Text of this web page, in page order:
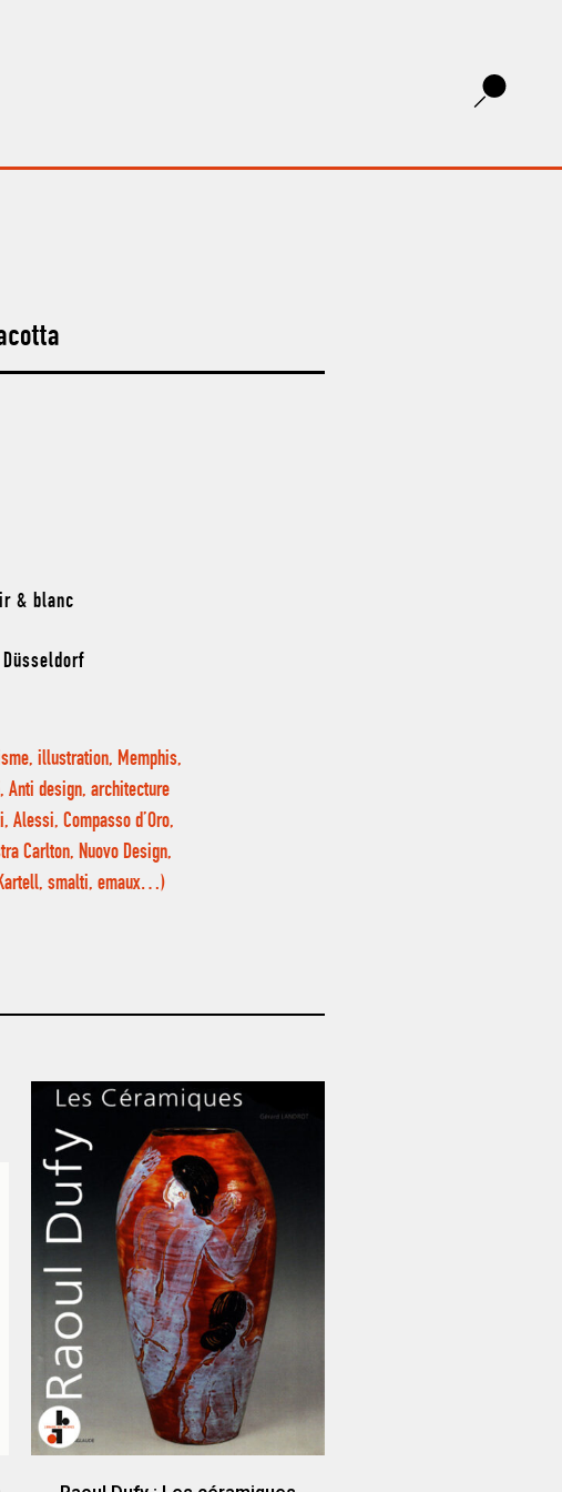
& blanc
illustration, Memphis,
Anti design, architecture
Compasso d’Oro,
Carlton, Nuovo Design,
smalti, emaux…)